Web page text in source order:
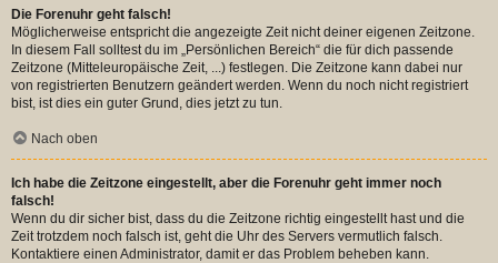
Die Forenuhr geht falsch!
Möglicherweise entspricht die angezeigte Zeit nicht deiner eigenen Zeitzone.
In diesem Fall solltest du im „Persönlichen Bereich“ die für dich passende
Zeitzone (Mitteleuropäische Zeit, ...) festlegen. Die Zeitzone kann dabei nur
von registrierten Benutzern geändert werden. Wenn du noch nicht registriert
bist, ist dies ein guter Grund, dies jetzt zu tun.
Nach oben
Ich habe die Zeitzone eingestellt, aber die Forenuhr geht immer noch
falsch!
Wenn du dir sicher bist, dass du die Zeitzone richtig eingestellt hast und die
Zeit trotzdem noch falsch ist, geht die Uhr des Servers vermutlich falsch.
Kontaktiere einen Administrator, damit er das Problem beheben kann.